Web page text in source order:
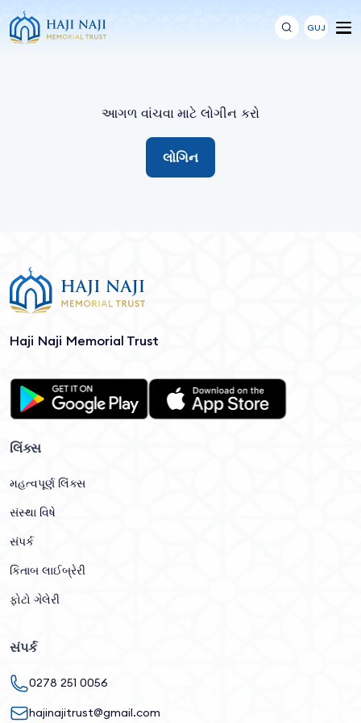
GUJ
આગળ વાંચવા માટે લોગીન કરો
લોગિન
Haji Naji Memorial Trust
લિંક્સ
મહત્વપૂર્ણ લિંક્સ
સંસ્થા વિષે
સંપર્ક
કિતાબ લાઈબ્રેરી
ફોટો ગેલેરી
સંપર્ક
0278 251 0056
hajinajitrust@gmail.com